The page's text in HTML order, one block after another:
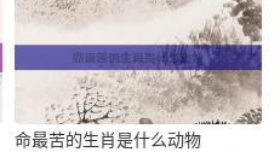
命最苦的生肖是什么动物